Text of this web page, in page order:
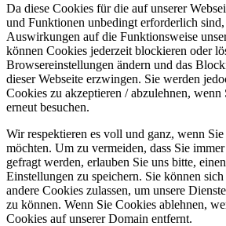
Da diese Cookies für die auf unserer
und Funktionen unbedingt erforderlich
Auswirkungen auf die Funktionsweise
können Cookies jederzeit blockieren oder
Browsereinstellungen ändern und das
dieser Webseite erzwingen. Sie werden
Cookies zu akzeptieren / abzulehnen, wenn
erneut besuchen.
Wir respektieren es voll und ganz, wenn
möchten. Um zu vermeiden, dass Sie
gefragt werden, erlauben Sie uns bitte,
Einstellungen zu speichern. Sie können
andere Cookies zulassen, um unsere
zu können. Wenn Sie Cookies ablehnen,
Cookies auf unserer Domain entfernt.